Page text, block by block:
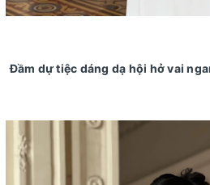
Đầm dự tiệc dáng dạ hội hở vai